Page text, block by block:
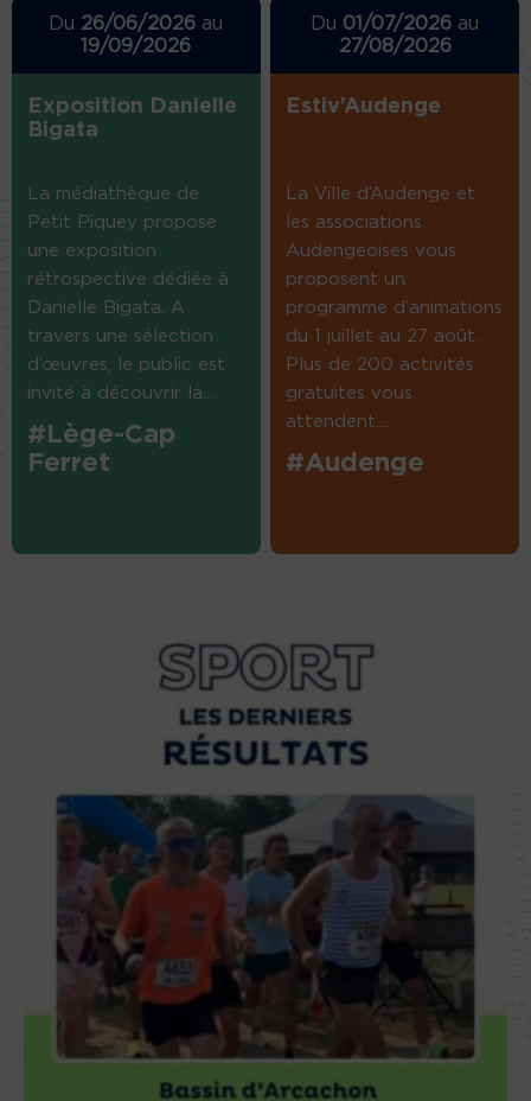
Du 26/06/2026 au
19/09/2026
Exposition Danielle
Bigata
La médiathèque de
Petit Piquey propose
une exposition
rétrospective dédiée à
Danielle Bigata. A
travers une sélection
d’œuvres, le public est
invité à découvrir la...
#Lège-Cap
Ferret
Du 01/07/2026 au
27/08/2026
Estiv’Audenge
La Ville d’Audenge et
les associations
Audengeoises vous
proposent un
programme d’animations
du 1 juillet au 27 août.
Plus de 200 activités
gratuites vous
attendent....
#Audenge